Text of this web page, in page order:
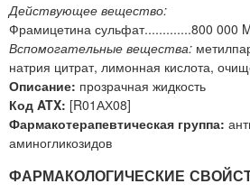
Действующее вещество:
Фрамицетина сульфат.............800 000
Вспомогательные вещества:
натрия цитрат, лимонная кислота,
Описание: прозрачная жидкость
Код ATX: [R01АХ08]
Фармакотерапевтическая группа:
аминогликозидов
ФАРМАКОЛОГИЧЕСКИЕ